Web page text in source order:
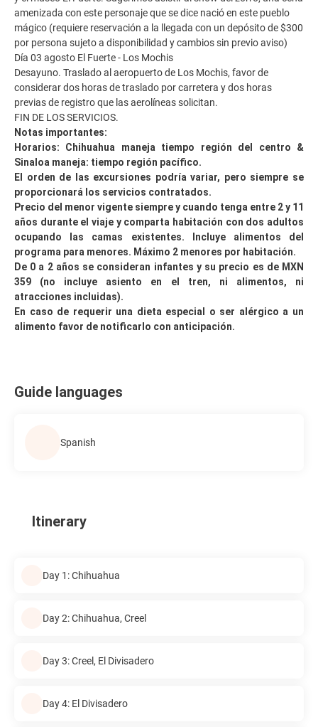
amenizada con este personaje que se dice nació en este pueblo
mágico (requiere reservación a la llegada con un depósito de $300
por persona sujeto a disponibilidad y cambios sin previo aviso)
Día 03 agosto El Fuerte - Los Mochis
Desayuno. Traslado al aeropuerto de Los Mochis, favor de
considerar dos horas de traslado por carretera y dos horas
previas de registro que las aerolíneas solicitan.
FIN DE LOS SERVICIOS.
Notas importantes:
Horarios: Chihuahua maneja tiempo región del centro &
Sinaloa maneja: tiempo región pacífico.
El orden de las excursiones podría variar, pero siempre se
proporcionará los servicios contratados.
Precio del menor vigente siempre y cuando tenga entre 2 y 11
años durante el viaje y comparta habitación con dos adultos
ocupando las camas existentes. Incluye alimentos del
programa para menores. Máximo 2 menores por habitación.
De 0 a 2 años se consideran infantes y su precio es de MXN
359 (no incluye asiento en el tren, ni alimentos, ni
atracciones incluidas).
En caso de requerir una dieta especial o ser alérgico a un
alimento favor de notificarlo con anticipación.
Guide languages
Spanish
Itinerary
Day 1: Chihuahua
Day 2: Chihuahua, Creel
Day 3: Creel, El Divisadero
Day 4: El Divisadero